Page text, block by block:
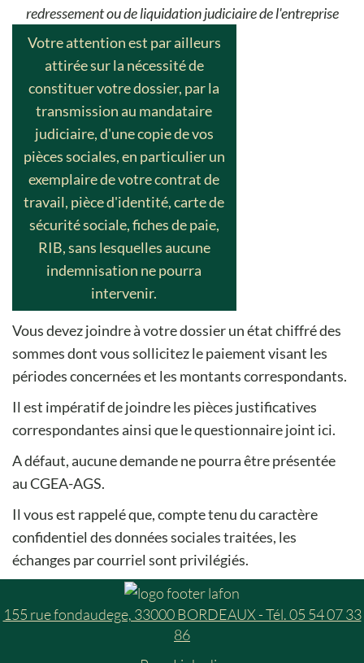
redressement ou de liquidation judiciaire de l'entreprise
Votre attention est par ailleurs
attirée sur la nécessité de
constituer votre dossier, par la
transmission au mandataire
judiciaire, d'une copie de vos
pièces sociales, en particulier un
exemplaire de votre contrat de
travail, pièce d'identité, carte de
sécurité sociale, fiches de paie,
RIB, sans lesquelles aucune
indemnisation ne pourra
intervenir.
Vous devez joindre à votre dossier un état chiffré des
sommes dont vous sollicitez le paiement visant les
périodes concernées et les montants correspondants.
Il est impératif de joindre les pièces justificatives
correspondantes ainsi que le questionnaire joint ici.
A défaut, aucune demande ne pourra être présentée
au CGEA-AGS.
Il vous est rappelé que, compte tenu du caractère
confidentiel des données sociales traitées, les
échanges par courriel sont privilégiés.
155 rue fondaudege, 33000 BORDEAUX - Tél. 05 54 07 33
86